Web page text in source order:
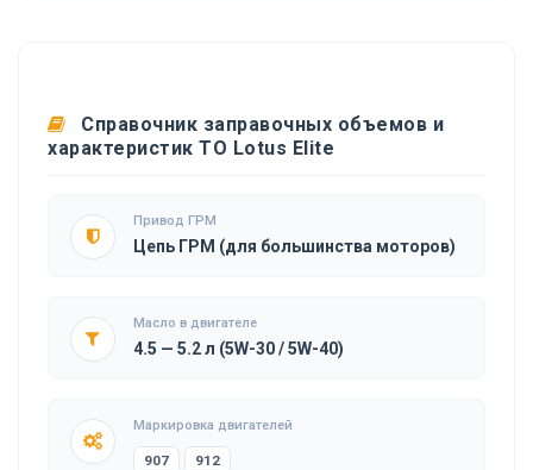
Справочник заправочных объемов и
характеристик ТО Lotus Elite
Привод ГРМ
Цепь ГРМ (для большинства моторов)
Масло в двигателе
4.5 — 5.2 л (5W-30 / 5W-40)
Маркировка двигателей
907 912